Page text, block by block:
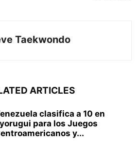
Taekwondo
ARTICLES
clasifica a 10 en
para los Juegos
y...